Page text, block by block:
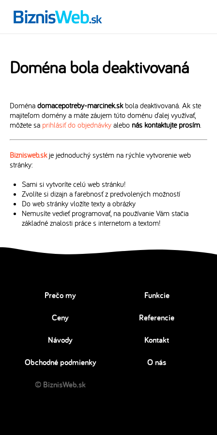
Doména bola deaktivovaná
Doména domacepotreby-marcinek.skbola deaktivovaná. Ak ste
majiteľom domény a máte záujem túto doménu ďalej využívať,
môžete sa prihlásiť do objednávky alebo nás kontaktujte prosím.
Biznisweb.skje jednoduchý systém na rýchle vytvorenie web
stránky:
Sami si vytvoríte celú web stránku!
Zvolíte si dizajn a farebnosť z predvolených možností
Do web stránky vložíte texty a obrázky
Nemusíte vedieť programovať, na používanie Vám stačia
základné znalosti práce s internetom a textom!
Prečo my Funkcie
Ceny Referencie
Návody Kontakt
Obchodné podmienky O nás
© BiznisWeb.sk